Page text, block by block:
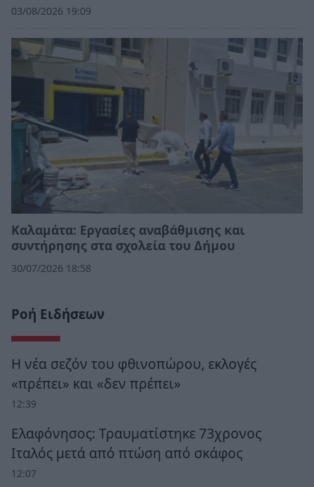
03/08/2026 19:09
Καλαμάτα: Εργασίες αναβάθμισης και
συντήρησης στα σχολεία του Δήμου
30/07/2026 18:58
Ροή Ειδήσεων
Η νέα σεζόν του φθινοπώρου, εκλογές
«πρέπει» και «δεν πρέπει»
12:39
Ελαφόνησος: Τραυματίστηκε 73χρονος
Ιταλός μετά από πτώση από σκάφος
12:07